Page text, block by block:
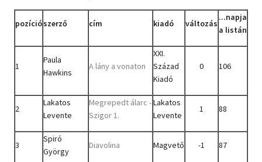
pozíciószerző cím kiadó változás
...napja
a listán
1
Paula
Hawkins
A lány a vonaton
XXI.
Század
Kiadó
0 106
2
Lakatos
Levente
Megrepedt álarc -
Szigor 1.
Lakatos
Levente
1 88
3
Spiró
György
Diavolina Magvető -1 87